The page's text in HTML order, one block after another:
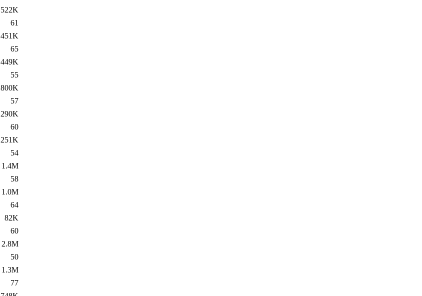
522K
61
451K
65
449K
55
800K
57
290K
60
251K
54
1.4M
58
1.0M
64
82K
60
2.8M
50
1.3M
77